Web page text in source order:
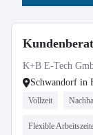
K+B E-Tech
Schwandorf in
Vollzeit
Flexible